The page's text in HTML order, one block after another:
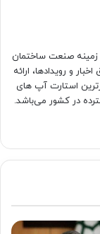
زمینه صنعت ساختمان
و رویدادها، ارائه
استارت آپ های
در کشور می‌باشد.